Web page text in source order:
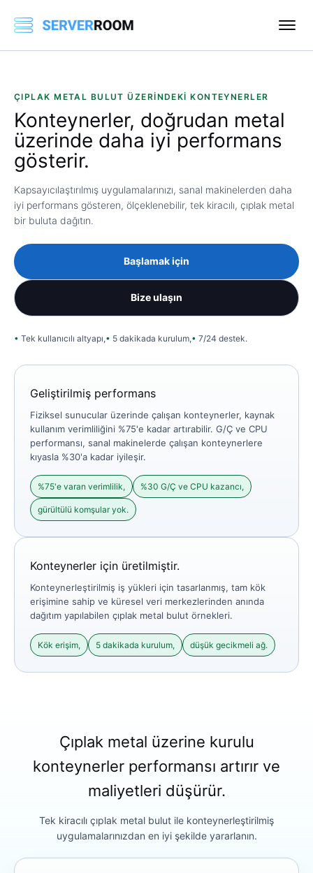
ÇIPLAK METAL BULUT ÜZERINDEKI KONTEYNERLER
Konteynerler, doğrudan metal
üzerinde daha iyi performans
gösterir.
Kapsayıcılaştırılmış uygulamalarınızı, sanal makinelerden daha
iyi performans gösteren, ölçeklenebilir, tek kiracılı, çıplak metal
bir buluta dağıtın.
Başlamak için
Bize ulaşın
Tek kullanıcılı altyapı, 5 dakikada kurulum, 7/24 destek.
Geliştirilmiş performans
Fiziksel sunucular üzerinde çalışan konteynerler, kaynak
kullanım verimliliğini %75'e kadar artırabilir. G/Ç ve CPU
performansı, sanal makinelerde çalışan konteynerlere
kıyasla %30'a kadar iyileşir.
%75'e varan verimlilik, %30 G/Ç ve CPU kazancı,
gürültülü komşular yok.
Konteynerler için üretilmiştir.
Konteynerleştirilmiş iş yükleri için tasarlanmış, tam kök
erişimine sahip ve küresel veri merkezlerinden anında
dağıtım yapılabilen çıplak metal bulut örnekleri.
Kök erişim, 5 dakikada kurulum, düşük gecikmeli ağ.
Çıplak metal üzerine kurulu
konteynerler performansı artırır ve
maliyetleri düşürür.
Tek kiracılı çıplak metal bulut ile konteynerleştirilmiş
uygulamalarınızdan en iyi şekilde yararlanın.